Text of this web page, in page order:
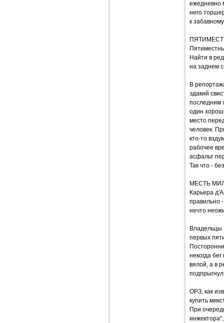
ежедневно
него
к
Найти в
на заднем
В
эдакий
последним
один
место
человек.
кто-то
рабочее
асфальт
Так что -
МЕСТЬ
Карьера
правильно
нечто
Владельцы
первых
некогда
вялой, а в
ОРЗ, как
купить
При